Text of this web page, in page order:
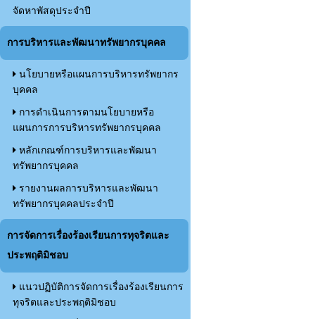
จัดหาพัสดุประจำปี
การบริหารและพัฒนาทรัพยากรบุคคล
นโยบายหรือแผนการบริหารทรัพยากร
บุคคล
การดำเนินการตามนโยบายหรือ
แผนการการบริหารทรัพยากรบุคคล
หลักเกณฑ์การบริหารและพัฒนา
ทรัพยากรบุคคล
รายงานผลการบริหารและพัฒนา
ทรัพยากรบุคคลประจำปี
การจัดการเรื่องร้องเรียนการทุจริตและ
ประพฤติมิชอบ
แนวปฏิบัติการจัดการเรื่องร้องเรียนการ
ทุจริตและประพฤติมิชอบ